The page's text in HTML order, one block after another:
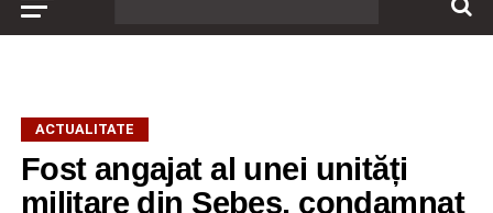
ACTUALITATE
Fost angajat al unei unități
militare din Sebeș, condamnat